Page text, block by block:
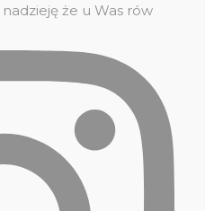
że u Was rów